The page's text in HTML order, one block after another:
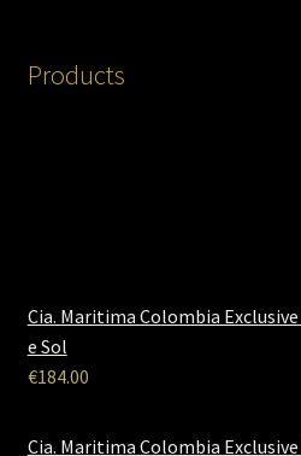
Products
Cia. Maritima Colombia Exclusive
e Sol
€184.00
Cia. Maritima Colombia Exclusive